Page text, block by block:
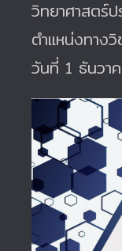
วิทยาศาสตร์
ตำแหน่งทาง
วันที่ 1 ธันวา